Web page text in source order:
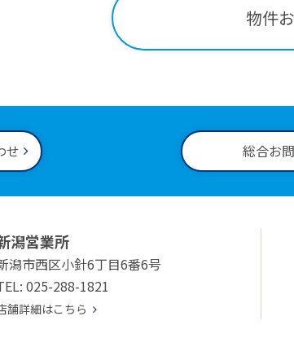
物件
せ 総合お
潟営業所
潟市西区小針6丁目6番6号
025-288-1821
舗詳細はこちら